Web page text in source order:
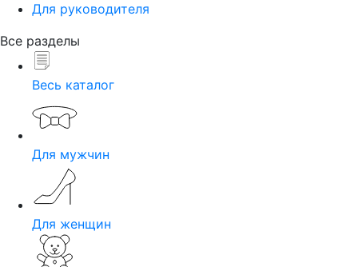
Для руководителя
Все разделы
Весь каталог
Для мужчин
Для женщин